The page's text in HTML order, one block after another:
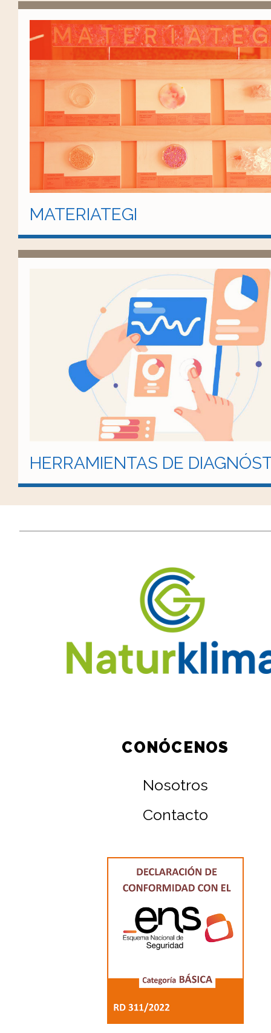
MATERIATEGI
HERRAMIENTAS DE
CONÓCENOS
Nosotros
Contacto